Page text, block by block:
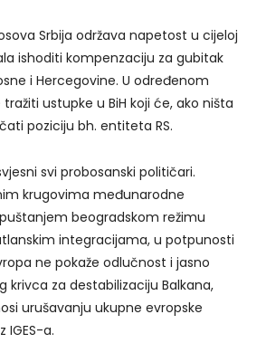
Srbija održava napetost u cijeloj
ishoditi kompenzaciju za gubitak
i Hercegovine. U određenom
ustupke u BiH koji će, ako ništa
poziciju bh. entiteta RS.
svi probosanski političari.
krugovima međunarodne
beogradskom režimu
integracijama, u potpunosti
ne pokaže odlučnost i jasno
krivca za destabilizaciju Balkana,
urušavanju ukupne evropske
IGES-a.